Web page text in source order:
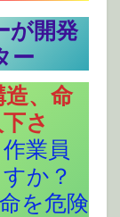
が開発
ー
、命
さ
業員
か？
を危険